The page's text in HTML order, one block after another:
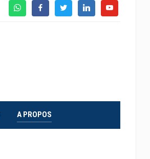
WhatsAppFacebookTwitterLinkedinYoutube
A PROPOS